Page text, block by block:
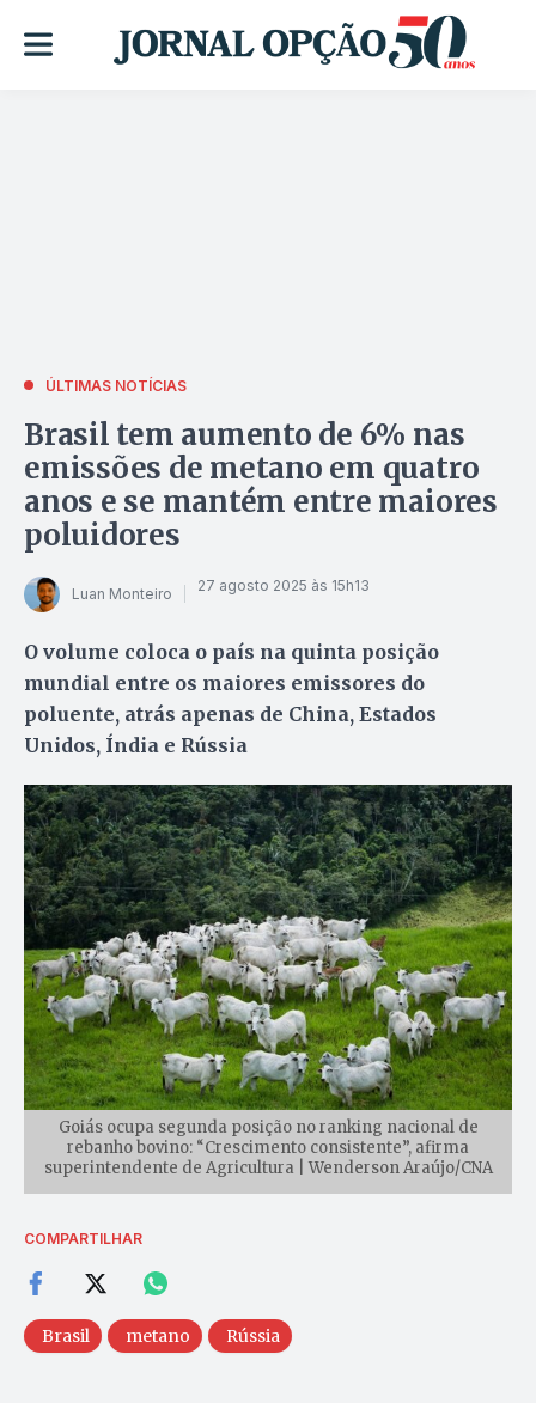
ÚLTIMAS NOTÍCIAS
Brasil tem aumento de 6% nas
emissões de metano em quatro
anos e se mantém entre maiores
poluidores
Luan Monteiro 27 agosto 2025 às 15h13
O volume coloca o país na quinta posição
mundial entre os maiores emissores do
poluente, atrás apenas de China, Estados
Unidos, Índia e Rússia
Goiás ocupa segunda posição no ranking nacional de
rebanho bovino: “Crescimento consistente”, afirma
superintendente de Agricultura | Wenderson Araújo/CNA
COMPARTILHAR
Brasil metano Rússia